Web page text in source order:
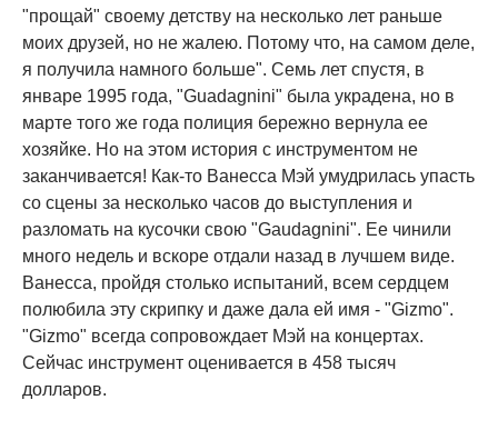
"прощай" своему детству на несколько лет раньше
моих друзей, но не жалею. Потому что, на самом деле,
я получила намного больше". Семь лет спустя, в
январе 1995 года, "Guadagnini" была украдена, но в
марте того же года полиция бережно вернула ее
хозяйке. Но на этом история с инструментом не
заканчивается! Как-то Ванесса Мэй умудрилась упасть
со сцены за несколько часов до выступления и
разломать на кусочки свою "Gaudagnini". Ее чинили
много недель и вскоре отдали назад в лучшем виде.
Ванесса, пройдя столько испытаний, всем сердцем
полюбила эту скрипку и даже дала ей имя - "Gizmo".
"Gizmo" всегда сопровождает Мэй на концертах.
Сейчас инструмент оценивается в 458 тысяч
долларов.